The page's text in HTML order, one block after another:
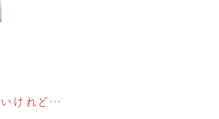
いけれど…